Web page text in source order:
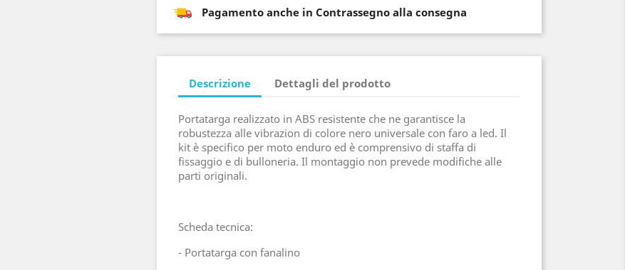
Pagamento anche in Contrassegno alla consegna
Descrizione Dettagli del prodotto
Portatarga realizzato in ABS resistente che ne garantisce la
robustezza alle vibrazion di colore nero universale con faro a led. Il
kit è specifico per moto enduro ed è comprensivo di staffa di
fissaggio e di bulloneria. Il montaggio non prevede modifiche alle
parti originali.
Scheda tecnica:
- Portatarga con fanalino